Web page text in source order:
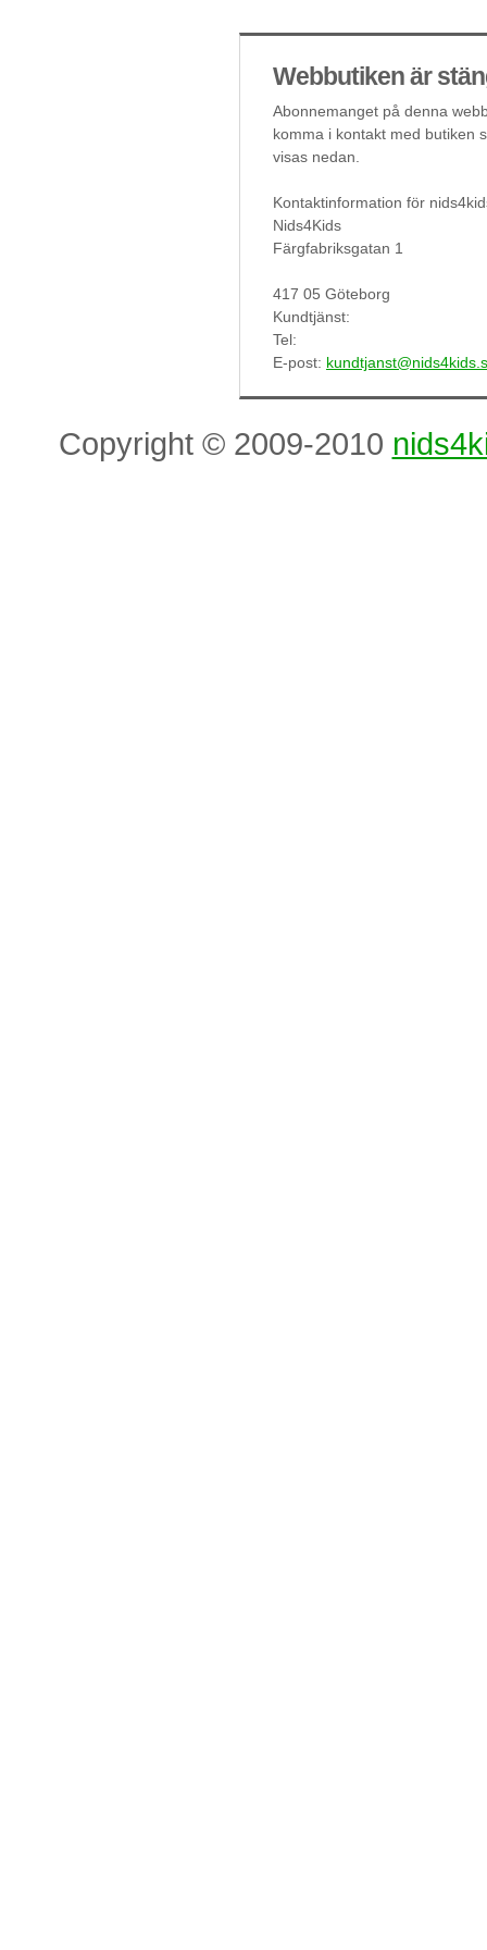
Webbutiken är
Abonnemanget på denna
komma i kontakt med butiken
visas nedan.
Kontaktinformation för
Nids4Kids
Färgfabriksgatan 1
417 05 Göteborg
Kundtjänst:
Tel:
E-post:
Copyright © 2009-2010